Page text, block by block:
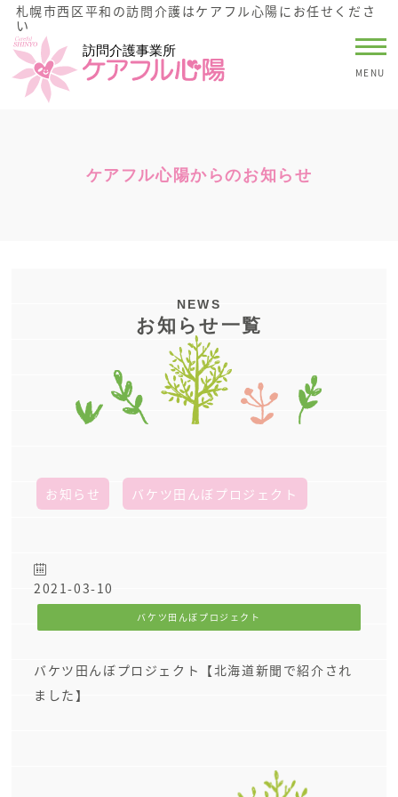
札幌市西区平和の訪問介護はケアフル心陽にお任せくださ
い
MENU
ケアフル心陽からのお知らせ
NEWS
お知らせ一覧
お知らせ バケツ田んぼプロジェクト
2021-03-10
バケツ田んぼプロジェクト
バケツ田んぼプロジェクト【北海道新聞で紹介され
ました】